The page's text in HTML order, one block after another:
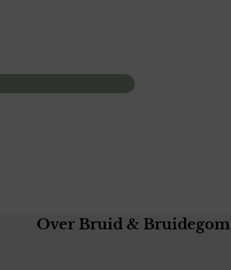
Over Bruid & Bruidegom